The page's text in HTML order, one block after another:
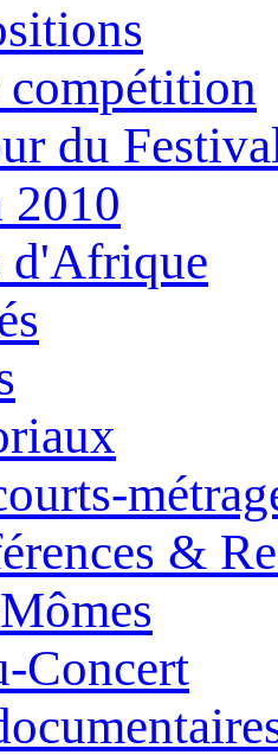
compétition
du
d'Afrique
&
Concert